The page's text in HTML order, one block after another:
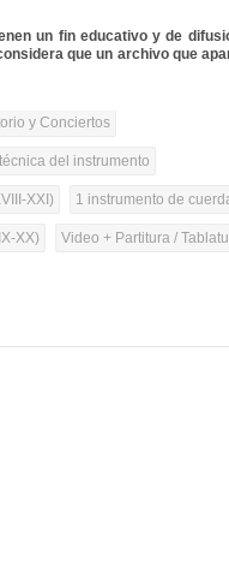
un fin educativo y de
que un archivo que
y Conciertos
del instrumento
XXI) 1 instrumento de
XX) Video + Partitura /